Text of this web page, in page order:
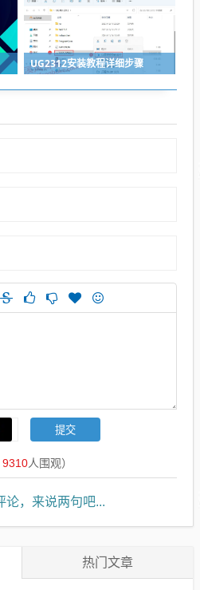
UG2312安装教程详细步骤
9310人围观）
论，来说两句吧...
热门文章